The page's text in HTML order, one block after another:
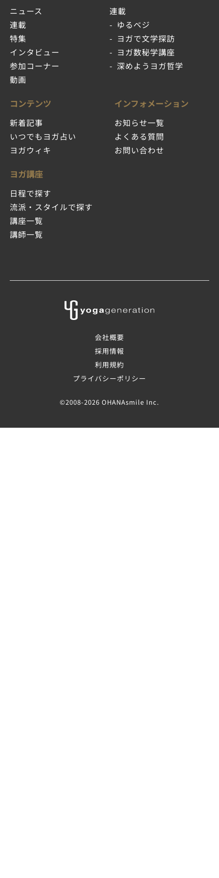
ニュース
連載
特集
インタビュー
参加コーナー
動画
連載
ゆるベジ
ヨガで文学探訪
ヨガ数秘学講座
深めようヨガ哲学
コンテンツ
新着記事
いつでもヨガ占い
ヨガウィキ
ヨガ講座
日程で探す
流派・スタイルで探す
講座一覧
講師一覧
インフォメーション
お知らせ一覧
よくある質問
お問い合わせ
会社概要
採用情報
利用規約
プライバシーポリシー
©2008-2026 OHANAsmile Inc.